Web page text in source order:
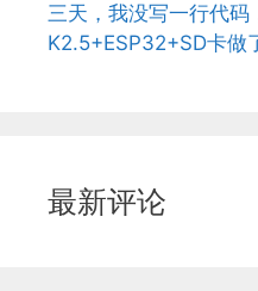
三天，我没写一行代码
K2.5+ESP32+SD卡做
最新评论